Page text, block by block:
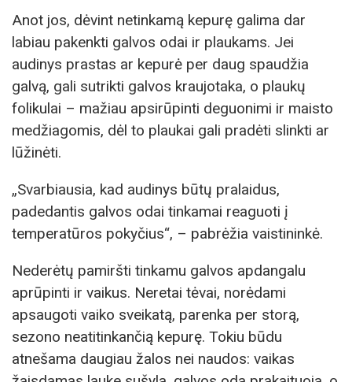
Anot jos, dėvint netinkamą kepurę galima dar
labiau pakenkti galvos odai ir plaukams. Jei
audinys prastas ar kepurė per daug spaudžia
galvą, gali sutrikti galvos kraujotaka, o plaukų
folikulai – mažiau apsirūpinti deguonimi ir maisto
medžiagomis, dėl to plaukai gali pradėti slinkti ar
lūžinėti.
„Svarbiausia, kad audinys būtų pralaidus,
padedantis galvos odai tinkamai reaguoti į
temperatūros pokyčius“, – pabrėžia vaistininkė.
Nederėtų pamiršti tinkamu galvos apdangalu
aprūpinti ir vaikus. Neretai tėvai, norėdami
apsaugoti vaiko sveikatą, parenka per storą,
sezono neatitinkančią kepurę. Tokiu būdu
atnešama daugiau žalos nei naudos: vaikas